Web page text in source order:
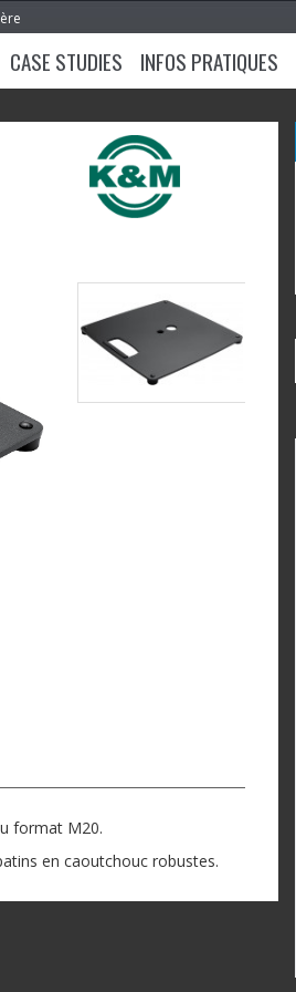
CASE STUDIES INFOS PRATIQUES
format M20.
en caoutchouc robustes.